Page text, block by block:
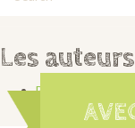
Les auteurs
Banlieues